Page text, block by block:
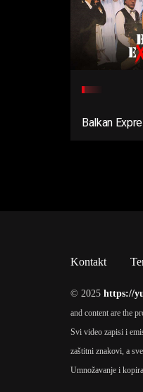
Balkan
Kontakt
© 2025 https://
and content are the
Svi video zapisi i
zaštitni znakovi, a
Umnožavanje i